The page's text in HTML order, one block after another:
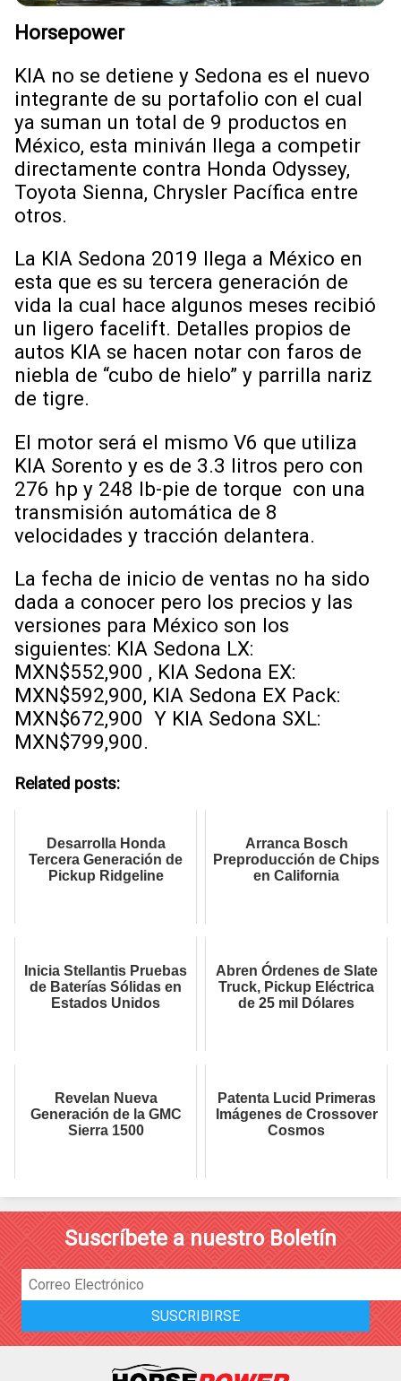
Horsepower
KIA no se detiene y Sedona es el nuevo
integrante de su portafolio con el cual
ya suman un total de 9 productos en
México, esta miniván llega a competir
directamente contra Honda Odyssey,
Toyota Sienna, Chrysler Pacífica entre
otros.
La KIA Sedona 2019 llega a México en
esta que es su tercera generación de
vida la cual hace algunos meses recibió
un ligero facelift. Detalles propios de
autos KIA se hacen notar con faros de
niebla de “cubo de hielo” y parrilla nariz
de tigre.
El motor será el mismo V6 que utiliza
KIA Sorento y es de 3.3 litros pero con
276 hp y 248 lb-pie de torque con una
transmisión automática de 8
velocidades y tracción delantera.
La fecha de inicio de ventas no ha sido
dada a conocer pero los precios y las
versiones para México son los
siguientes: KIA Sedona LX:
MXN$552,900 , KIA Sedona EX:
MXN$592,900, KIA Sedona EX Pack:
MXN$672,900 Y KIA Sedona SXL:
MXN$799,900.
Related posts:
Desarrolla Honda
Tercera Generación de
Pickup Ridgeline
Arranca Bosch
Preproducción de Chips
en California
Inicia Stellantis Pruebas
de Baterías Sólidas en
Estados Unidos
Abren Órdenes de Slate
Truck, Pickup Eléctrica
de 25 mil Dólares
Revelan Nueva
Generación de la GMC
Sierra 1500
Patenta Lucid Primeras
Imágenes de Crossover
Cosmos
Suscríbete a nuestro Boletín